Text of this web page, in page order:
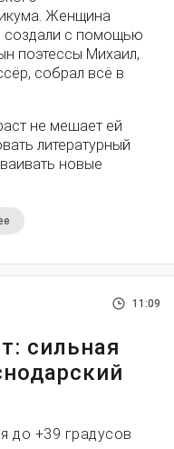
Женщина
создали с помощью
поэтессы Михаил,
собрал всё в
не мешает ей
литературный
новые
11:09
сильная
до +39 градусов